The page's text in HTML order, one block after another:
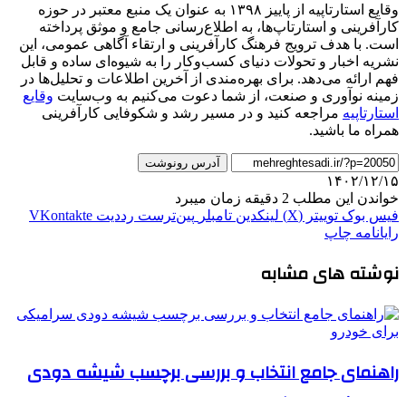
وقایع استارتاپیه از پاییز ۱۳۹۸ به عنوان یک منبع معتبر در حوزه
کارآفرینی و استارتاپ‌ها، به اطلاع‌رسانی جامع و موثق پرداخته
است. با هدف ترویج فرهنگ کارآفرینی و ارتقاء آگاهی عمومی، این
نشریه اخبار و تحولات دنیای کسب‌وکار را به شیوه‌ای ساده و قابل
فهم ارائه می‌دهد. برای بهره‌مندی از آخرین اطلاعات و تحلیل‌ها در
زمینه نوآوری و صنعت، از شما دعوت می‌کنیم به وب‌سایت وقایع
استارتاپیه مراجعه کنید و در مسیر رشد و شکوفایی کارآفرینی
همراه ما باشید.
آدرس رونوشت
۱۴۰۲/۱۲/۱۵
خواندن این مطلب 2 دقیقه زمان میبرد
فیس بوک توییتر (X) لینکدین ‫تامبلر ‫پین‌ترست ‫رددیت ‫VKontakte
رایانامه چاپ
نوشته های مشابه
راهنمای جامع انتخاب و بررسی برچسب شیشه دودی